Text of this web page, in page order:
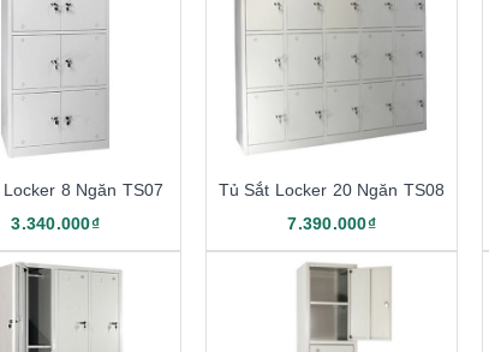
8 Ngăn TS07
3.340.000₫
Tủ Sắt Locker 20 Ngăn TS08
7.390.000₫